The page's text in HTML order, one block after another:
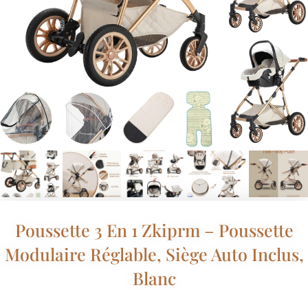
Poussette 3 En 1 Zkiprm – Poussette
Modulaire Réglable, Siège Auto Inclus,
Blanc